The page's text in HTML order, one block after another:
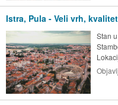
Istra, Pula - Veli vrh,
Stan